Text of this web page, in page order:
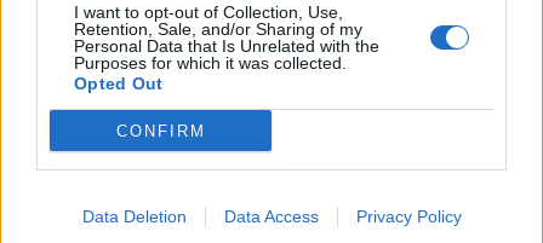
I want to opt-out of Collection, Use,
Retention, Sale, and/or Sharing of my
Personal Data that Is Unrelated with the
Purposes for which it was collected.
Opted Out
CONFIRM
Data Deletion Data Access Privacy Policy